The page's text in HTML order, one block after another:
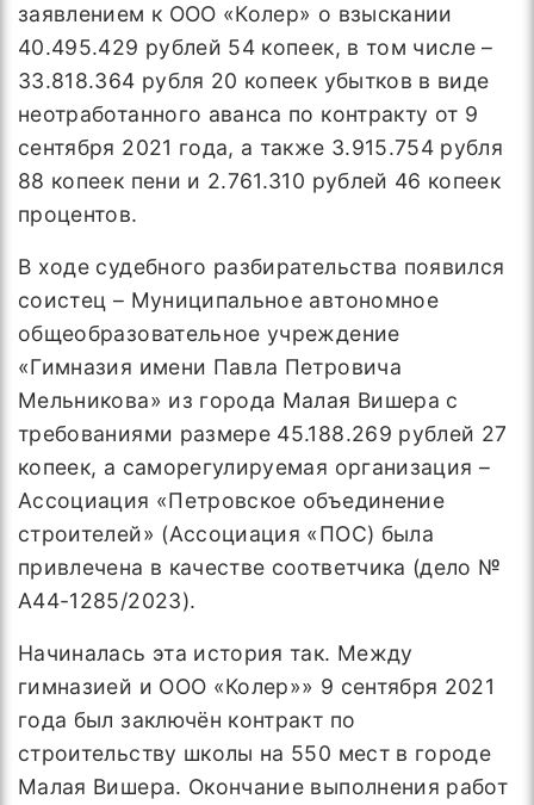
заявлением к ООО «Колер» о взыскании
40.495.429 рублей 54 копеек, в том числе –
33.818.364 рубля 20 копеек убытков в виде
неотработанного аванса по контракту от 9
сентября 2021 года, а также 3.915.754 рубля
88 копеек пени и 2.761.310 рублей 46 копеек
процентов.
В ходе судебного разбирательства появился
соистец – Муниципальное автономное
общеобразовательное учреждение
«Гимназия имени Павла Петровича
Мельникова» из города Малая Вишера с
требованиями размере 45.188.269 рублей 27
копеек, а саморегулируемая организация –
Ассоциация «Петровское объединение
строителей» (Ассоциация «ПОС) была
привлечена в качестве соответчика (дело №
А44-1285/2023).
Начиналась эта история так. Между
гимназией и ООО «Колер»» 9 сентября 2021
года был заключён контракт по
строительству школы на 550 мест в городе
Малая Вишера. Окончание выполнения работ